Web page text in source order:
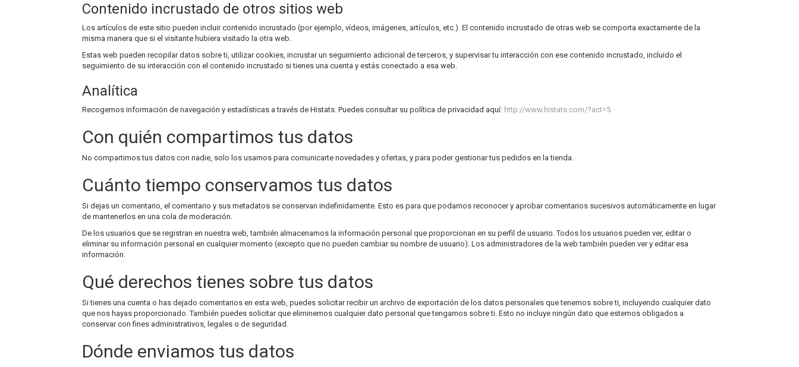
Contenido incrustado de otros sitios web
Los artículos de este sitio pueden incluir contenido incrustado (por ejemplo, vídeos, imágenes, artículos, etc.). El contenido incrustado de otras web se comporta exactamente de la
misma manera que si el visitante hubiera visitado la otra web.
Estas web pueden recopilar datos sobre ti, utilizar cookies, incrustar un seguimiento adicional de terceros, y supervisar tu interacción con ese contenido incrustado, incluido el
seguimiento de su interacción con el contenido incrustado si tienes una cuenta y estás conectado a esa web.
Analítica
Recogemos información de navegación y estadísticas a través de Histats. Puedes consultar su política de privacidad aquí: http://www.histats.com/?act=5
Con quién compartimos tus datos
No compartimos tus datos con nadie, solo los usamos para comunicarte novedades y ofertas, y para poder gestionar tus pedidos en la tienda.
Cuánto tiempo conservamos tus datos
Si dejas un comentario, el comentario y sus metadatos se conservan indefinidamente. Esto es para que podamos reconocer y aprobar comentarios sucesivos automáticamente en lugar
de mantenerlos en una cola de moderación.
De los usuarios que se registran en nuestra web, también almacenamos la información personal que proporcionan en su perfil de usuario. Todos los usuarios pueden ver, editar o
eliminar su información personal en cualquier momento (excepto que no pueden cambiar su nombre de usuario). Los administradores de la web también pueden ver y editar esa
información.
Qué derechos tienes sobre tus datos
Si tienes una cuenta o has dejado comentarios en esta web, puedes solicitar recibir un archivo de exportación de los datos personales que tenemos sobre ti, incluyendo cualquier dato
que nos hayas proporcionado. También puedes solicitar que eliminemos cualquier dato personal que tengamos sobre ti. Esto no incluye ningún dato que estemos obligados a
conservar con fines administrativos, legales o de seguridad.
Dónde enviamos tus datos